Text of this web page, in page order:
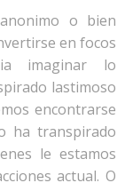
o bien
en focos
imaginar lo
lastimoso
encontrarse
ha transpirado
le estamos
actual. O